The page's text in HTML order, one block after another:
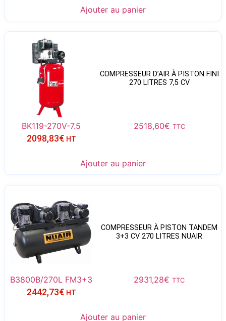
Ajouter au panier
COMPRESSEUR D’AIR À PISTON FINI
270 LITRES 7,5 CV
BK119-270V-7.5 2518,60€ TTC
2098,83€ HT
Ajouter au panier
COMPRESSEUR À PISTON TANDEM
3+3 CV 270 LITRES NUAIR
B3800B/270L FM3+3 2931,28€ TTC
2442,73€ HT
Ajouter au panier